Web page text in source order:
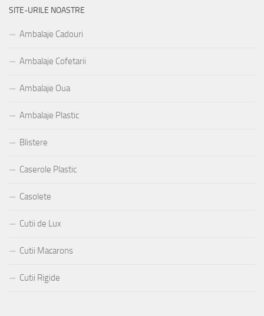
SITE-URILE NOASTRE
Ambalaje Cadouri
Ambalaje Cofetarii
Ambalaje Oua
Ambalaje Plastic
Blistere
Caserole Plastic
Casolete
Cutii de Lux
Cutii Macarons
Cutii Rigide